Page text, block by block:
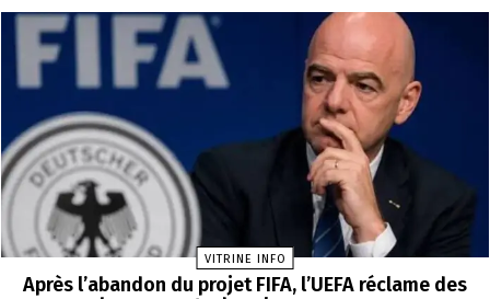
VITRINE INFO
Après l’abandon du projet FIFA, l’UEFA réclame des